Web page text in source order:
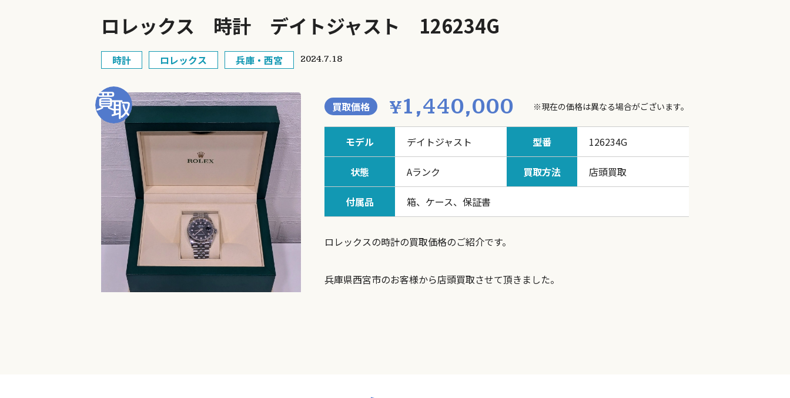
ロレックス 時計 デイトジャスト 126234G
時計 ロレックス 兵庫・西宮 2024.7.18
買取価格 ¥1,440,000 ※現在の価格は異なる場合がございます。
モデル デイトジャスト 型番 126234G
状態 Aランク 買取方法 店頭買取
付属品 箱、ケース、保証書
ロレックスの時計の買取価格のご紹介です。
兵庫県西宮市のお客様から店頭買取させて頂きました。